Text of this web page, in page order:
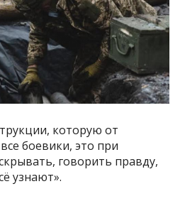
которую от
боевики, это при
говорить правду,
узнают».